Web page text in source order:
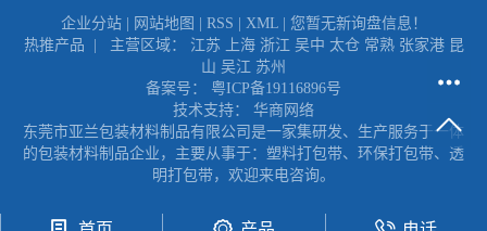
企业分站| 网站地图 RSS XML| 您暂无新询盘信息！
热推产品 | 主营区域： 江苏 上海 浙江 吴中 太仓 常熟 张家港 昆
山 吴江 苏州
备案号： 粤ICP备19116896号
技术支持： 华商网络
东莞市亚兰包装材料制品有限公司是一家集研发、生产服务于一体
的包装材料制品企业，主要从事于：塑料打包带、环保打包带、透
明打包带，欢迎来电咨询。